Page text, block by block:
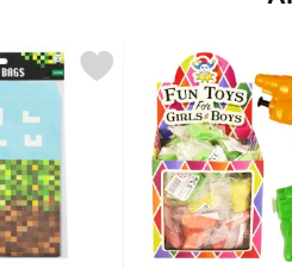
slikposer Level Up som favoritMarkér